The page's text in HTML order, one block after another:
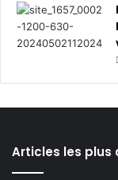
Articles les plus